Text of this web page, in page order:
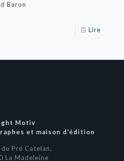
Baron
Lire
Motiv
et maison d'édition
Pré Catelan,
La Madeleine